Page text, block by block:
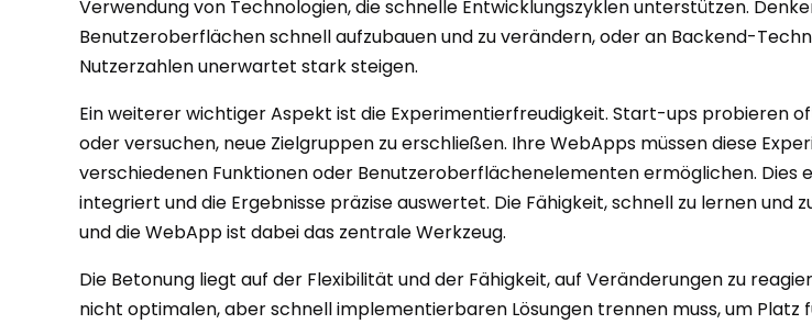
Verwendung von Technologien, die schnelle Entwicklungszyklen unterstützen.
Benutzeroberflächen schnell aufzubauen und zu verändern, oder an Backend-
Nutzerzahlen unerwartet stark steigen.
Ein weiterer wichtiger Aspekt ist die Experimentierfreudigkeit. Start-ups probieren
oder versuchen, neue Zielgruppen zu erschließen. Ihre WebApps müssen diese
verschiedenen Funktionen oder Benutzeroberflächenelementen ermöglichen.
integriert und die Ergebnisse präzise auswertet. Die Fähigkeit, schnell zu lernen
und die WebApp ist dabei das zentrale Werkzeug.
Die Betonung liegt auf der Flexibilität und der Fähigkeit, auf Veränderungen zu
nicht optimalen, aber schnell implementierbaren Lösungen trennen muss, um